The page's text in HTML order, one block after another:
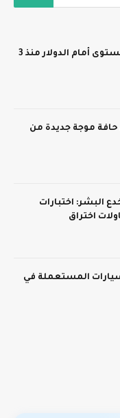
ارتفاع اليوان لأعلى مستوى أمام الدولار منذ 3
حافة موجة جديدة من
البشر: اختبارات
اختراق
المستعملة في